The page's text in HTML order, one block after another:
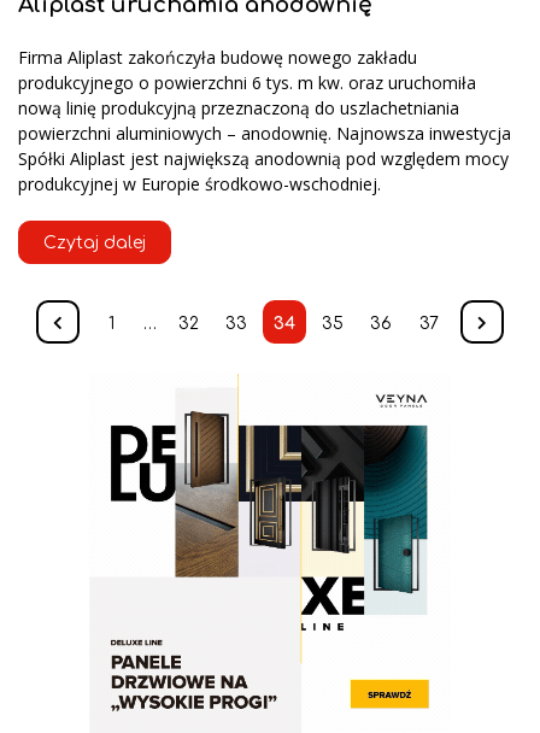
Firma Aliplast zakończyła budowę nowego zakładu
produkcyjnego o powierzchni 6 tys. m kw. oraz uruchomiła
nową linię produkcyjną przeznaczoną do uszlachetniania
powierzchni aluminiowych – anodownię. Najnowsza inwestycja
Spółki Aliplast jest największą anodownią pod względem mocy
produkcyjnej w Europie środkowo-wschodniej.
Czytaj dalej
1 … 32 33 34 35 36 37